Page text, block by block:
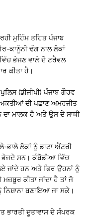
ਮੁਹਿੰਮ ਤਹਿਤ ਪੰਜਾਬ
ਕਾਨੂੰਨੀ ਢੰਗ ਨਾਲ ਲੋਕਾਂ
ਭੇਜਣ ਵਾਲੇ ਦੋ ਟਰੈਵਲ
ਕੀਤਾ ਹੈ।
(ਡੀਜੀਪੀ) ਪੰਜਾਬ ਗੌਰਵ
ਦੀ ਪਛਾਣ ਅਮਰਜੀਤ
ਦਾ ਮਾਲਕ ਹੈ ਅਤੇ ਉਸ ਦੇ ਸਾਥੀ
ਭਾਲੇ ਲੋਕਾਂ ਨੂੰ ਡਾਟਾ ਐਂਟਰੀ
ਸਨ। ਕੰਬੋਡੀਆ ਵਿੱਚ
ਜਾਂਦੇ ਹਨ ਅਤੇ ਫਿਰ ਉਹਨਾਂ ਨੂੰ
ਕੀਤਾ ਜਾਂਦਾ ਹੈ ਤਾਂ ਜੋ
ਬਣਾਇਆ ਜਾ ਸਕੇ।
ਭਾਰਤੀ ਦੂਤਾਵਾਸ ਦੇ ਸੰਪਰਕ